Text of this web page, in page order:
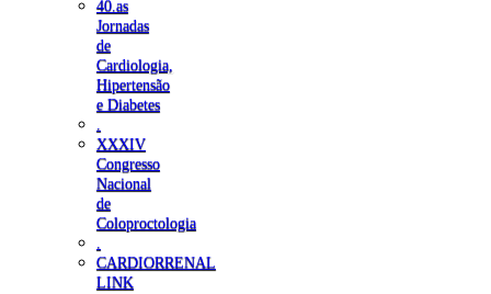
40.as
Jornadas
de
Cardiologia,
Hipertensão
e Diabetes
XXXIV
Congresso
Nacional
de
Coloproctologia
CARDIORRENAL
LINK